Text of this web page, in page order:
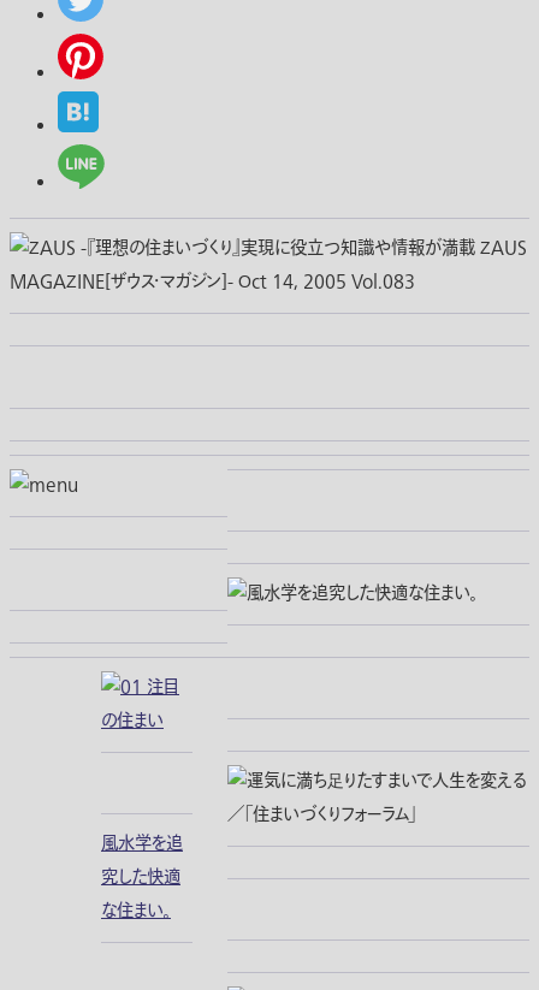
風水学を追
究した快適
な住まい。